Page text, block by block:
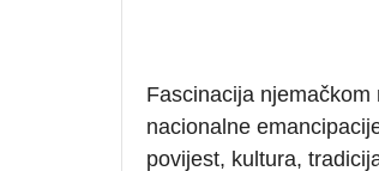
Fascinacija
nacionalne
povijest, kultura,